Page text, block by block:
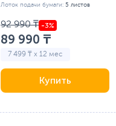
Лоток подачи бумаги: 5 листов
92 990 ₸
89 990 ₸
7 499 ₸ x 12 мес
Купить